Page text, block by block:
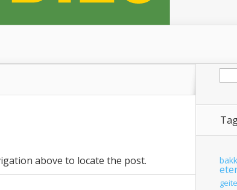
above to locate the post.